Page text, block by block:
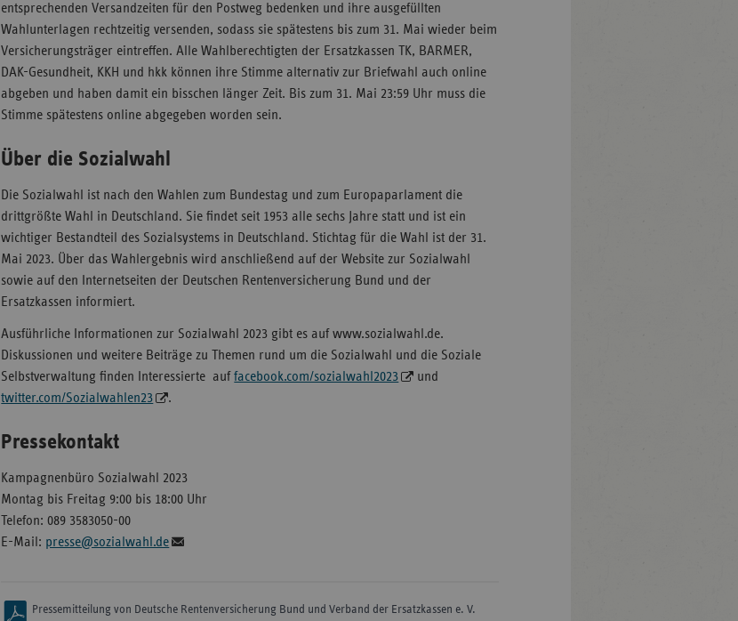
entsprechenden Versandzeiten für den Postweg bedenken und ihre ausgefüllten
Wahlunterlagen rechtzeitig versenden, sodass sie spätestens bis zum 31. Mai wieder beim
Versicherungsträger eintreffen. Alle Wahlberechtigten der Ersatzkassen TK, BARMER,
DAK-Gesundheit, KKH und hkk können ihre Stimme alternativ zur Briefwahl auch online
abgeben und haben damit ein bisschen länger Zeit. Bis zum 31. Mai 23:59 Uhr muss die
Stimme spätestens online abgegeben worden sein.
Über die Sozialwahl
Die Sozialwahl ist nach den Wahlen zum Bundestag und zum Europaparlament die
drittgrößte Wahl in Deutschland. Sie findet seit 1953 alle sechs Jahre statt und ist ein
wichtiger Bestandteil des Sozialsystems in Deutschland. Stichtag für die Wahl ist der 31.
Mai 2023. Über das Wahlergebnis wird anschließend auf der Website zur Sozialwahl
sowie auf den Internetseiten der Deutschen Rentenversicherung Bund und der
Ersatzkassen informiert.
Ausführliche Informationen zur Sozialwahl 2023 gibt es auf www.sozialwahl.de.
Diskussionen und weitere Beiträge zu Themen rund um die Sozialwahl und die Soziale
Selbstverwaltung finden Interessierte auffacebook.com/sozialwahl2023
und
twitter.com/Sozialwahlen23
.
Pressekontakt
Kampagnenbüro Sozialwahl 2023
Montag bis Freitag 9:00 bis 18:00 Uhr
Telefon: 089 3583050-00
E-Mail: presse@sozialwahl.de
Pressemitteilung von Deutsche Rentenversicherung Bund und Verband der Ersatzkassen e. V.